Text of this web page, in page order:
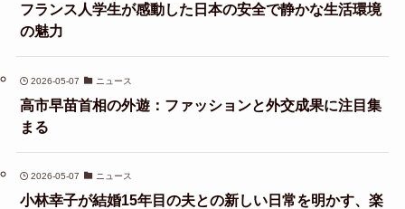
フランス人学生が感動した日本の安全で静かな生活環境
の魅力
2026-05-07 ニュース
高市早苗首相の外遊：ファッションと外交成果に注目集
まる
2026-05-07 ニュース
小林幸子が結婚15年目の夫との新しい日常を明かす、楽